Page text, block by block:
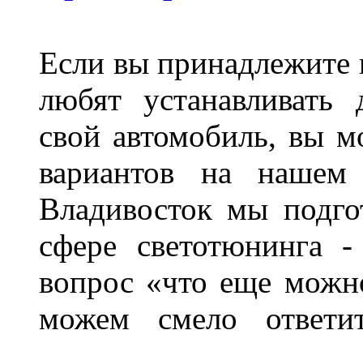
Если вы принадлежите
любят устанавливать
свой автомобиль, вы
вариантов на
Владивосток мы
сфере светотюнинга
вопрос «что еще
можем смело